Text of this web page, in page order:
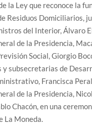
la Ley que reconoce la
Residuos Domiciliarios,
del Interior, Álvaro
de la Presidencia,
Social, Giorgio
y subsecretarias de
Francisca
de la Presidencia,
Chacón, en una
La Moneda.